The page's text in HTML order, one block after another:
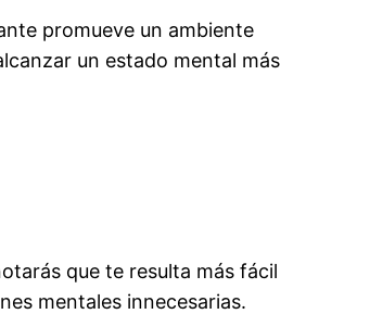
promueve un ambiente
un estado mental más
que te resulta más fácil
mentales innecesarias.